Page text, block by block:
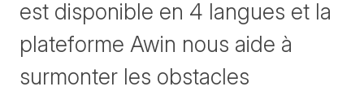
est disponible en 4 langues et la
plateforme Awin nous aide à
surmonter les obstacles